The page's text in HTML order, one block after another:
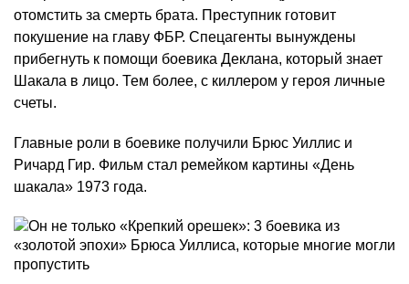
отомстить за смерть брата. Преступник готовит
покушение на главу ФБР. Спецагенты вынуждены
прибегнуть к помощи боевика Деклана, который знает
Шакала в лицо. Тем более, с киллером у героя личные
счеты.
Главные роли в боевике получили Брюс Уиллис и
Ричард Гир. Фильм стал ремейком картины «День
шакала» 1973 года.